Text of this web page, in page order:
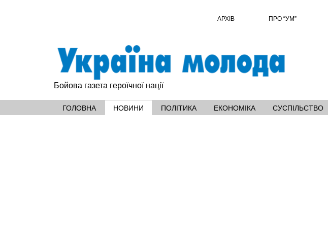
АРХІВ ПРО “УМ”
Бойова газета героїчної нації
ГОЛОВНА НОВИНИ ПОЛІТИКА ЕКОНОМІКА СУСПІЛЬСТВО